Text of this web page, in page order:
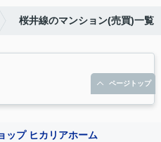
桜井線のマンション(売買)一覧
ップ ヒカリアホーム
ページトップ